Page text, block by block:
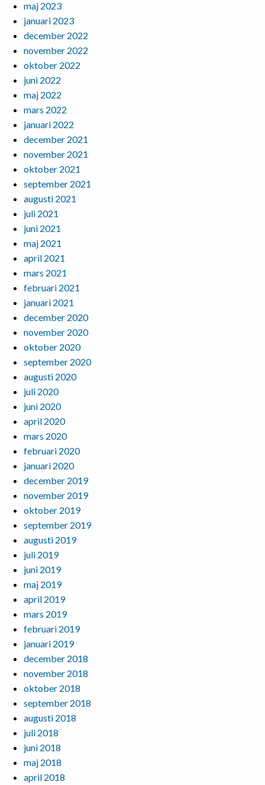
maj 2023
januari 2023
december 2022
november 2022
oktober 2022
juni 2022
maj 2022
mars 2022
januari 2022
december 2021
november 2021
oktober 2021
september 2021
augusti 2021
juli 2021
juni 2021
maj 2021
april 2021
mars 2021
februari 2021
januari 2021
december 2020
november 2020
oktober 2020
september 2020
augusti 2020
juli 2020
juni 2020
april 2020
mars 2020
februari 2020
januari 2020
december 2019
november 2019
oktober 2019
september 2019
augusti 2019
juli 2019
juni 2019
maj 2019
april 2019
mars 2019
februari 2019
januari 2019
december 2018
november 2018
oktober 2018
september 2018
augusti 2018
juli 2018
juni 2018
maj 2018
april 2018